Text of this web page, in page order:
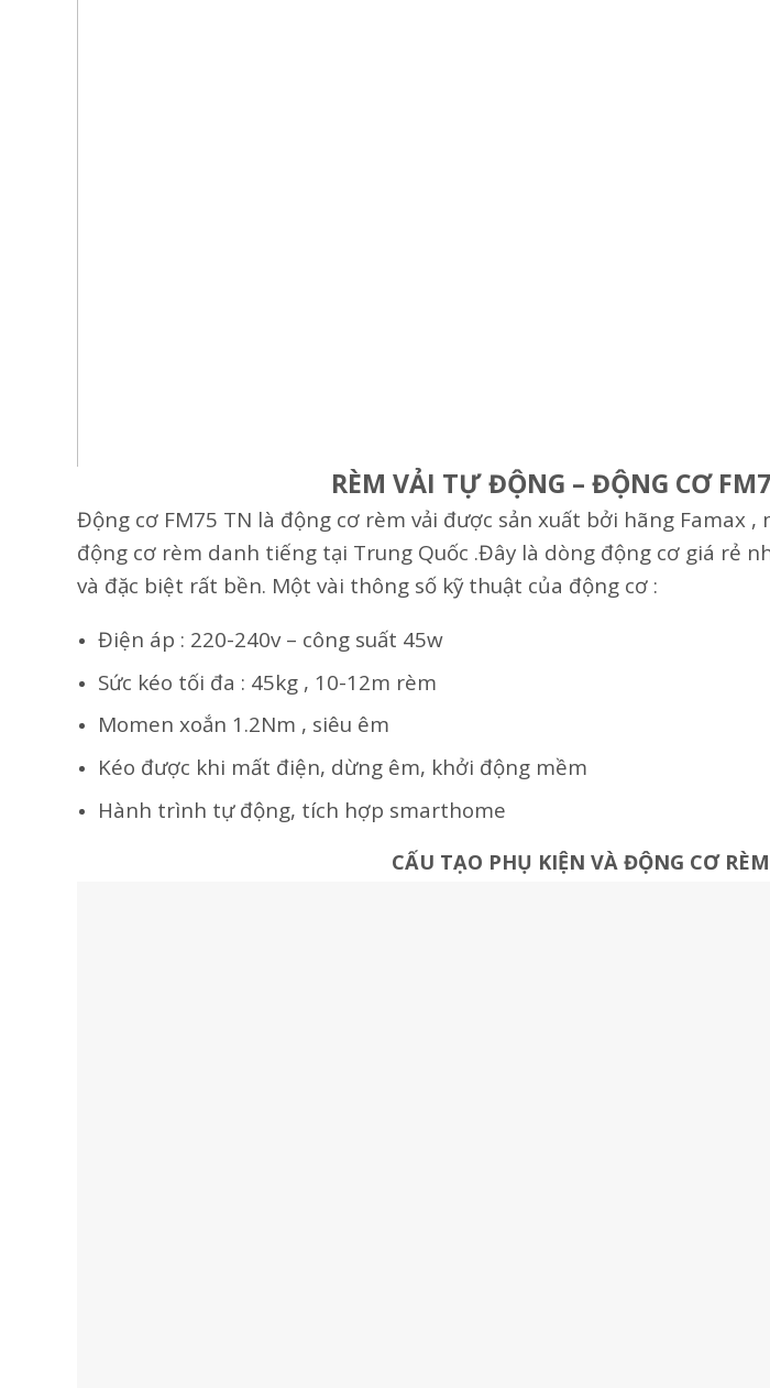
RÈM VẢI TỰ ĐỘNG – ĐỘNG CƠ
Động cơ FM75 TN là động cơ rèm vải được sản xuất bởi hãng Famax ,
động cơ rèm danh tiếng tại Trung Quốc .Đây là dòng động cơ giá rẻ
và đặc biệt rất bền. Một vài thông số kỹ thuật của động cơ :
Điện áp : 220-240v – công suất 45w
Sức kéo tối đa : 45kg , 10-12m rèm
Momen xoắn 1.2Nm , siêu êm
Kéo được khi mất điện, dừng êm, khởi động mềm
Hành trình tự động, tích hợp smarthome
CẤU TẠO PHỤ KIỆN VÀ ĐỘNG CƠ RÈM